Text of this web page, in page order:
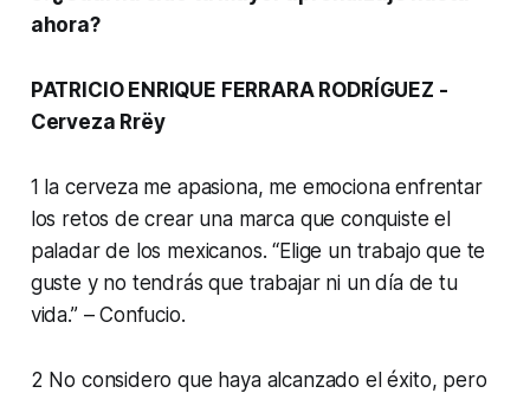
ahora?
PATRICIO ENRIQUE FERRARA RODRÍGUEZ -
Cerveza Rrëy
1 la cerveza me apasiona, me emociona enfrentar
los retos de crear una marca que conquiste el
paladar de los mexicanos. “Elige un trabajo que te
guste y no tendrás que trabajar ni un día de tu
vida.” – Confucio.
2 No considero que haya alcanzado el éxito, pero